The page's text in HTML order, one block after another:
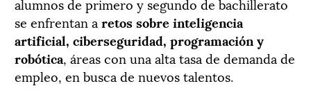
se enfrentan a retos sobre inteligencia
artificial, ciberseguridad, programación y
robótica, áreas con una alta tasa de demanda de
empleo, en busca de nuevos talentos.